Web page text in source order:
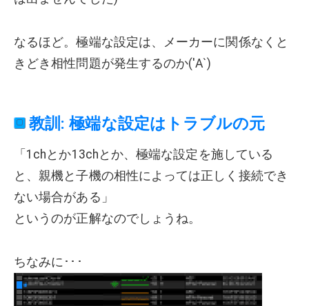
なるほど。極端な設定は、メーカーに関係なくと
きどき相性問題が発生するのか('Α`)
教訓: 極端な設定はトラブルの元
「1chとか13chとか、極端な設定を施している
と、親機と子機の相性によっては正しく接続でき
ない場合がある」
というのが正解なのでしょうね。
ちなみに･･･